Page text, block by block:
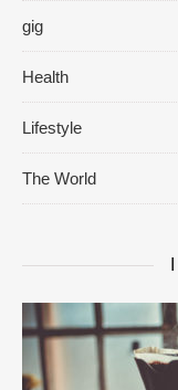
gig
Health
Lifestyle
The World